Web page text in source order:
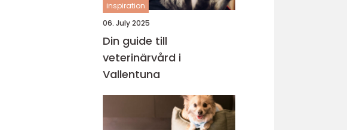
inspiration
06. July 2025
Din guide till
veterinärvård i
Vallentuna